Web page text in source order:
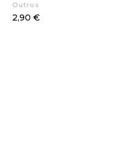
Outros
Preço
2,90 €